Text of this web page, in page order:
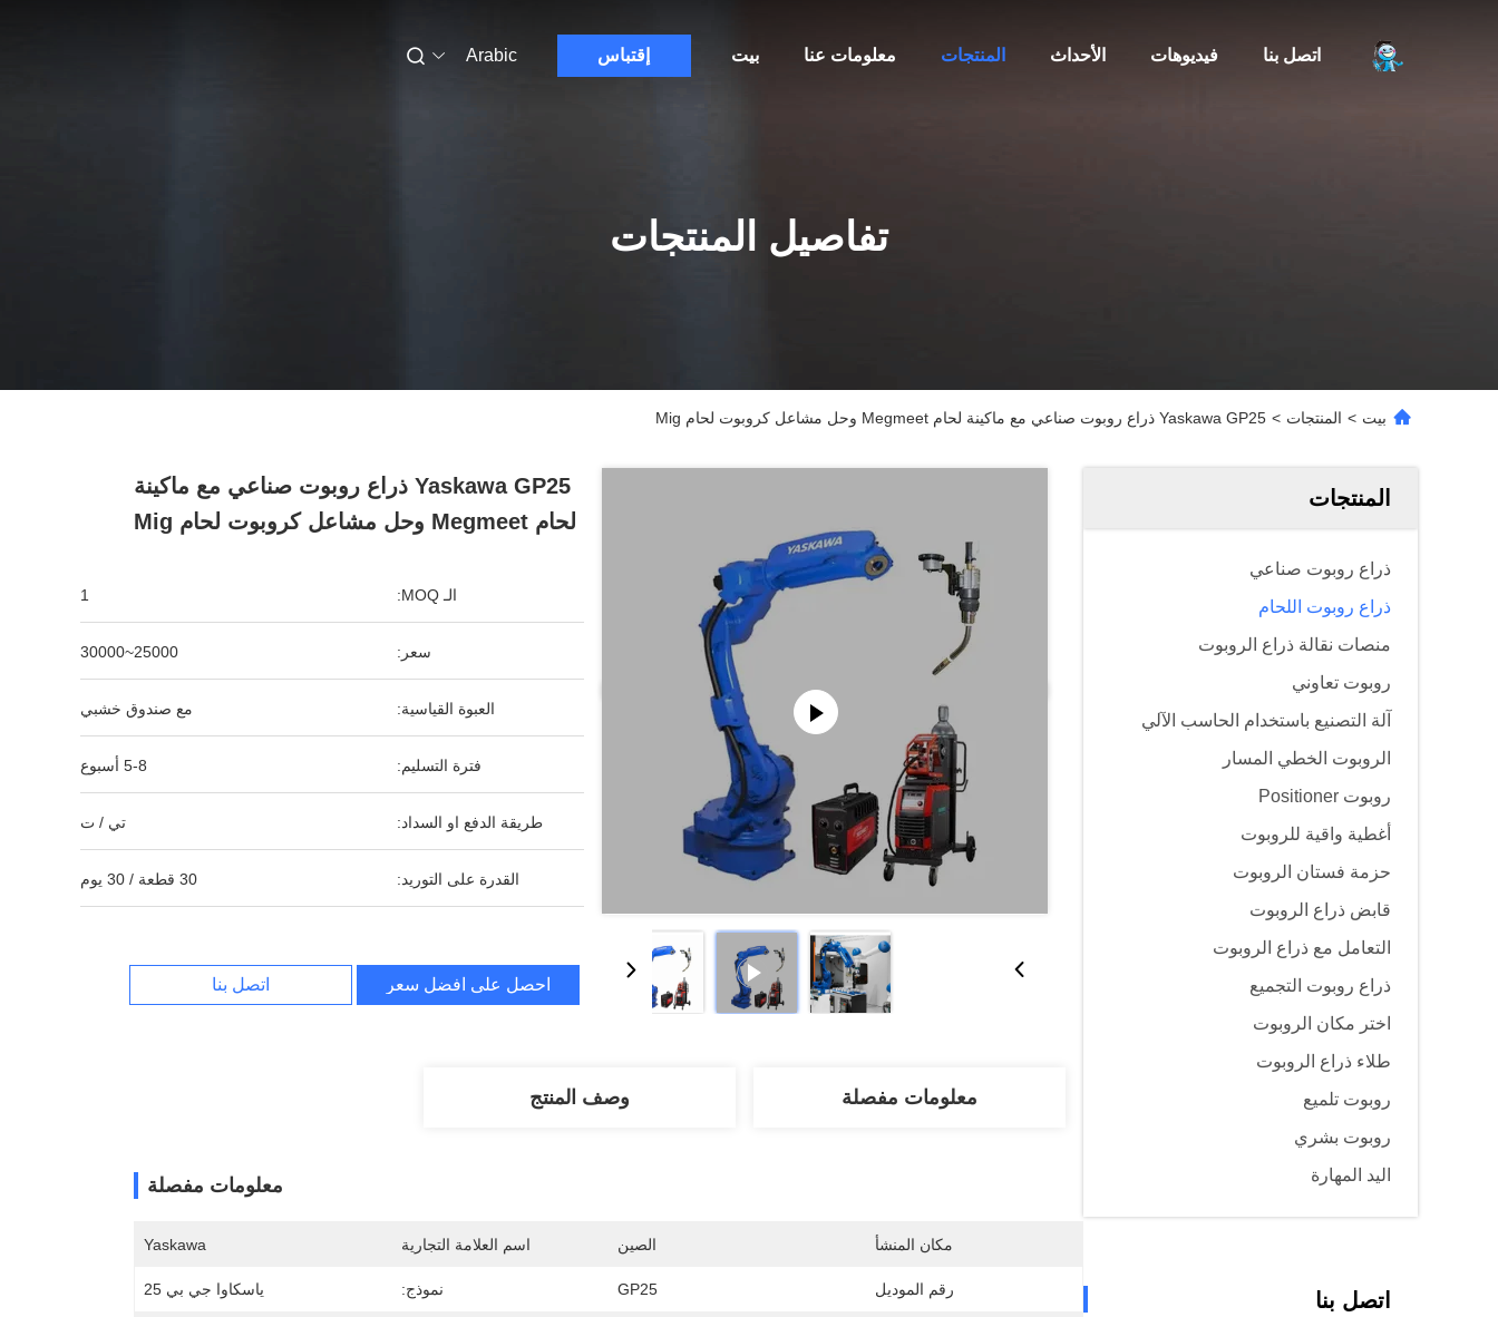
بيت معلومات عنا المنتجات الأحداث فيديوهات اتصل بنا إقتباس Arabic
تفاصيل المنتجات
بيت > المنتجات > Yaskawa GP25 ذراع روبوت صناعي مع ماكينة لحام Megmeet وحل مشاعل كروبوت لحام Mig
المنتجات
ذراع روبوت صناعي
ذراع روبوت اللحام
منصات نقالة ذراع الروبوت
روبوت تعاوني
آلة التصنيع باستخدام الحاسب الآلي
الروبوت الخطي المسار
روبوت Positioner
أغطية واقية للروبوت
حزمة فستان الروبوت
قابض ذراع الروبوت
التعامل مع ذراع الروبوت
ذراع روبوت التجميع
اختر مكان الروبوت
طلاء ذراع الروبوت
روبوت تلميع
روبوت بشري
اليد المهارة
اتصل بنا
Yaskawa GP25 ذراع روبوت صناعي مع ماكينة
لحام Megmeet وحل مشاعل كروبوت لحام Mig
الـ MOQ: 1
سعر: 25000~30000
العبوة القياسية: مع صندوق خشبي
فترة التسليم: 5-8 أسبوع
طريقة الدفع او السداد: تي / ت
القدرة على التوريد: 30 قطعة / 30 يوم
احصل على افضل سعر اتصل بنا
معلومات مفصلة وصف المنتج
معلومات مفصلة
مكان المنشأ الصين اسم العلامة التجارية Yaskawa
رقم الموديل GP25 نموذج: ياسكاوا جي بي 25